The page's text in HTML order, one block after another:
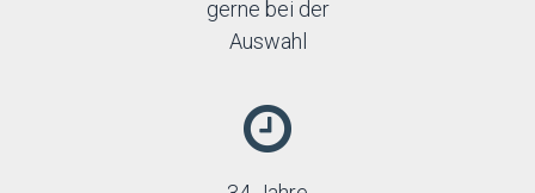
gerne bei der
Auswahl